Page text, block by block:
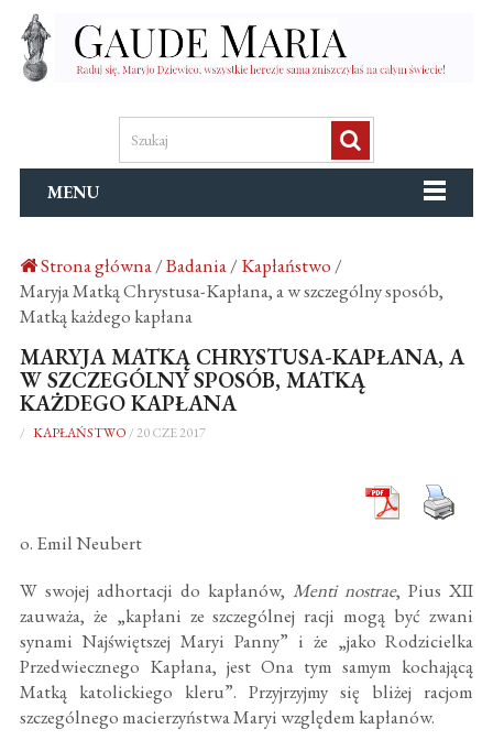
MENU
Strona główna/Badania/Kapłaństwo /
Maryja Matką Chrystusa-Kapłana, a w szczególny sposób,
Matką każdego kapłana
MARYJA MATKĄ CHRYSTUSA-KAPŁANA, A
W SZCZEGÓLNY SPOSÓB, MATKĄ
KAŻDEGO KAPŁANA
/ KAPŁAŃSTWO / 20 CZE 2017
o. Emil Neubert
W swojej adhortacji do kapłanów,Menti nostrae, Pius XII
zauważa, że „kapłani ze szczególnej racji mogą być zwani
synami Najświętszej Maryi Panny” i że „jako Rodzicielka
Przedwiecznego Kapłana, jest Ona tym samym kochającą
Matką katolickiego kleru”. Przyjrzyjmy się bliżej racjom
szczególnego macierzyństwa Maryi względem kapłanów.